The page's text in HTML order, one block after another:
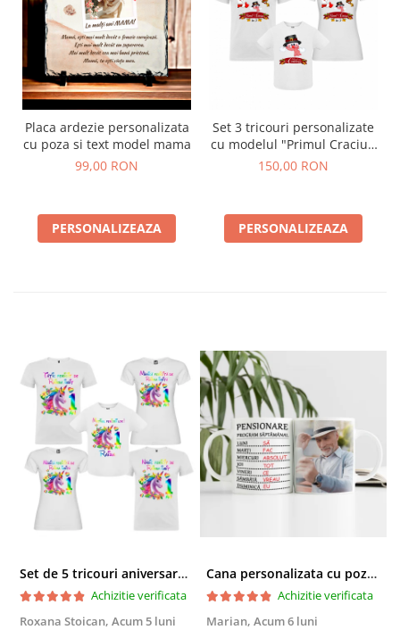
Placa ardezie personalizata
cu poza si text model mama
99,00 RON
PERSONALIZEAZA
Set 3 tricouri personalizate
cu modelul "Primul Craciun
in 3"
150,00 RON
PERSONALIZEAZA
Set de 5 tricouri aniversare pentru nasi, parinti si copil, personalizate cu nume, varsta si mesaj "Motivul fericirii lor" model Unicorn
Achizitie verificata
Roxana Stoican, Acum 5 luni
Cana personalizata cu poza si model Pensionare
Achizitie verificata
Marian, Acum 6 luni